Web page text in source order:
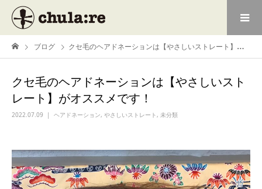
ブログ クセ毛のヘアドネーションは【やさしいストレート】がオススメです！
クセ毛のヘアドネーションは【やさしいスト
レート】がオススメです！
2022.07.09 ヘアドネーション, やさしいストレート, 未分類